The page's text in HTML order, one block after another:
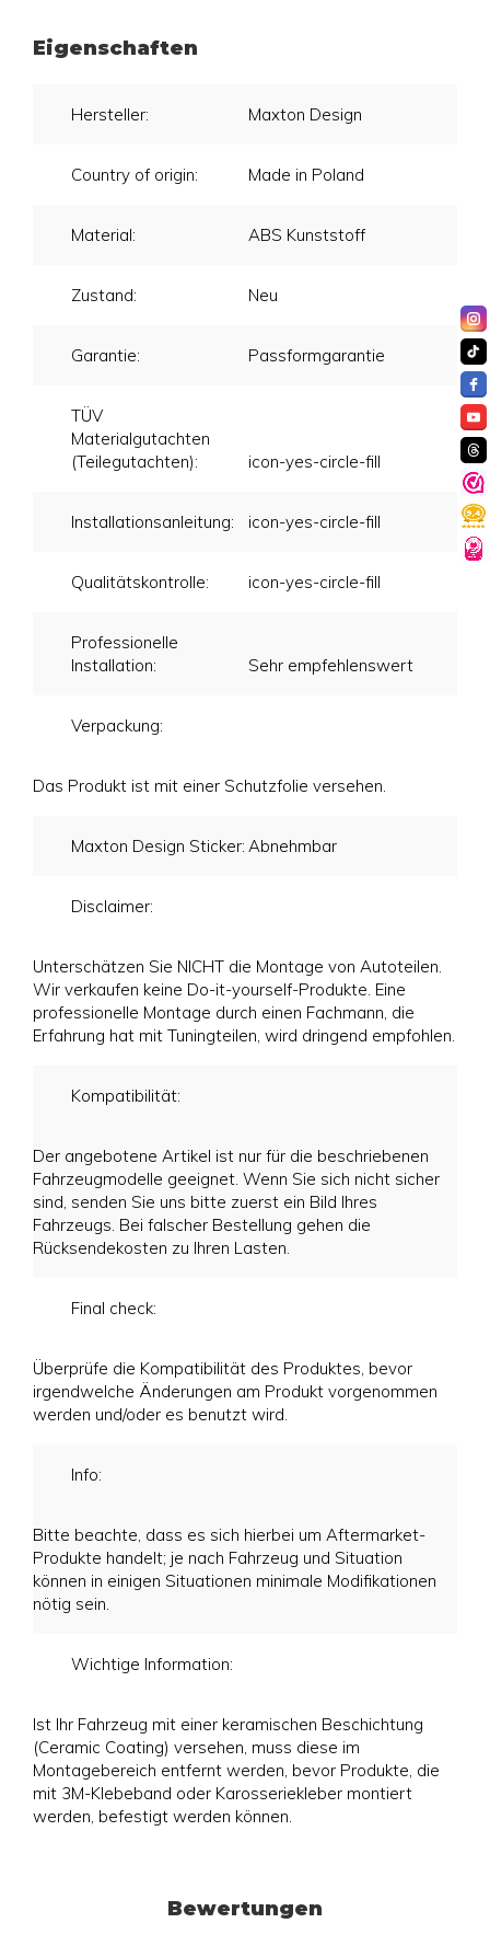
Eigenschaften
Hersteller: Maxton Design
Country of origin: Made in Poland
Material: ABS Kunststoff
Zustand: Neu
Garantie: Passformgarantie
TÜV
Materialgutachten
(Teilegutachten):
icon-yes-circle-fill
Installationsanleitung: icon-yes-circle-fill
Qualitätskontrolle: icon-yes-circle-fill
Professionelle
Installation:
Sehr empfehlenswert
Verpackung:
Das Produkt ist mit einer Schutzfolie versehen.
Maxton Design Sticker: Abnehmbar
Disclaimer:
Unterschätzen Sie NICHT die Montage von Autoteilen.
Wir verkaufen keine Do-it-yourself-Produkte. Eine
professionelle Montage durch einen Fachmann, die
Erfahrung hat mit Tuningteilen, wird dringend empfohlen.
Kompatibilität:
Der angebotene Artikel ist nur für die beschriebenen
Fahrzeugmodelle geeignet. Wenn Sie sich nicht sicher
sind, senden Sie uns bitte zuerst ein Bild Ihres
Fahrzeugs. Bei falscher Bestellung gehen die
Rücksendekosten zu Ihren Lasten.
Final check:
Überprüfe die Kompatibilität des Produktes, bevor
irgendwelche Änderungen am Produkt vorgenommen
werden und/oder es benutzt wird.
Info:
Bitte beachte, dass es sich hierbei um Aftermarket-
Produkte handelt; je nach Fahrzeug und Situation
können in einigen Situationen minimale Modifikationen
nötig sein.
Wichtige Information:
Ist Ihr Fahrzeug mit einer keramischen Beschichtung
(Ceramic Coating) versehen, muss diese im
Montagebereich entfernt werden, bevor Produkte, die
mit 3M-Klebeband oder Karosseriekleber montiert
werden, befestigt werden können.
Bewertungen